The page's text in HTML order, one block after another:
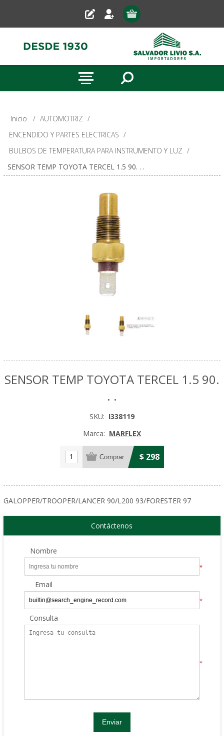
Inicio / AUTOMOTRIZ /
ENCENDIDO Y PARTES ELECTRICAS /
BULBOS DE TEMPERATURA PARA INSTRUMENTO Y LUZ /
SENSOR TEMP TOYOTA TERCEL 1.5 90. . .
SENSOR TEMP TOYOTA TERCEL 1.5 90.
. .
SKU: I338119
Marca: MARFLEX
$ 298
GALOPPER/TROOPER/LANCER 90/L200 93/FORESTER 97
Contáctenos
Nombre
*
Email
*
Consulta
*